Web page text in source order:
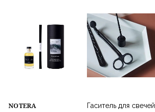
NOTERA Гаситель для свечей